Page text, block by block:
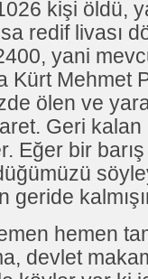
kişi öldü,
redif livası
yani
Mehmet
ölen ve
Geri
Eğer bir barış
hemen
devlet